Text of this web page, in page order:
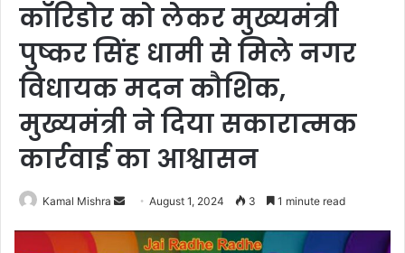
कॉरिडोर को लेकर मुख्यमंत्री
पुष्कर सिंह धामी से मिले नगर
विधायक मदन कौशिक,
मुख्यमंत्री ने दिया सकारात्मक
कार्रवाई का आश्वासन
Kamal Mishra
Send
email
August 1, 2024 3 1 minute read